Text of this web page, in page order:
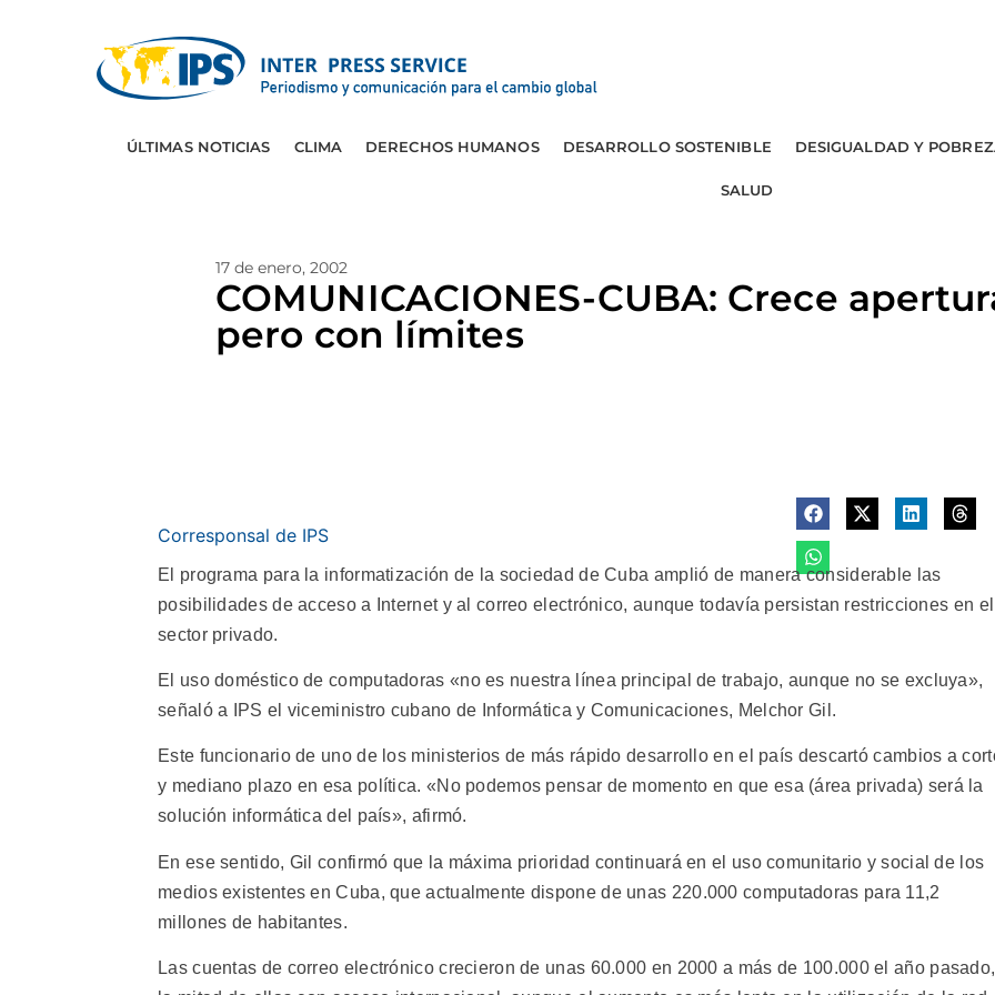
ÚLTIMAS NOTICIAS CLIMA DERECHOS HUMANOS DESARROLLO SOSTENIBLE DESIGUALDAD Y
SALUD
17 de enero, 2002
COMUNICACIONES-CUBA: Crece
pero con límites
Corresponsal de IPS
El programa para la informatización de la sociedad de Cuba amplió de manera considerable las
posibilidades de acceso a Internet y al correo electrónico, aunque todavía persistan restricciones en el
sector privado.
El uso doméstico de computadoras «no es nuestra línea principal de trabajo, aunque no se excluya»,
señaló a IPS el viceministro cubano de Informática y Comunicaciones, Melchor Gil.
Este funcionario de uno de los ministerios de más rápido desarrollo en el país descartó cambios a
y mediano plazo en esa política. «No podemos pensar de momento en que esa (área privada) será la
solución informática del país», afirmó.
En ese sentido, Gil confirmó que la máxima prioridad continuará en el uso comunitario y social de los
medios existentes en Cuba, que actualmente dispone de unas 220.000 computadoras para 11,2
millones de habitantes.
Las cuentas de correo electrónico crecieron de unas 60.000 en 2000 a más de 100.000 el año pasado,